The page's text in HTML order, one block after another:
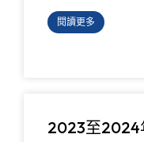
閱讀更多
2023至2024